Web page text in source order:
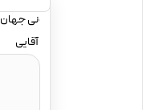
سازنده
نی جهان
آقایی